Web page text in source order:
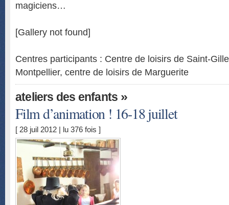
magiciens…
[Gallery not found]
Centres participants : Centre de loisirs de Saint-
Montpellier, centre de loisirs de Marguerite
ateliers des enfants »
Film d’animation ! 16-18 juillet
[ 28 juil 2012 | lu 376 fois ]